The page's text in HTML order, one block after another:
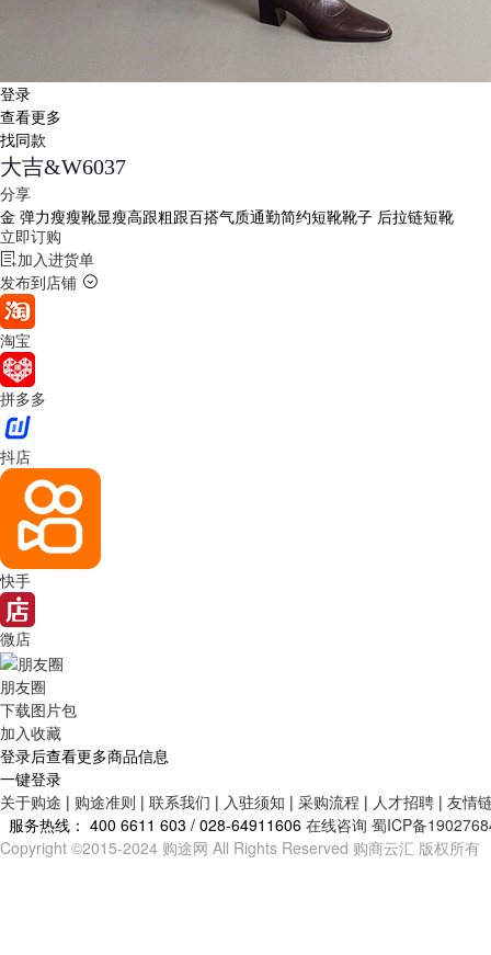
登录
查看更多
找同款
大吉&W6037
分享
金 弹力瘦瘦靴显瘦高跟粗跟百搭气质通勤简约短靴靴子 后拉链短靴
立即订购
加入进货单
发布到店铺
淘宝
拼多多
抖店
快手
微店
朋友圈
下载图片包
加入收藏
登录后查看更多商品信息
一键登录
关于购途 | 购途准则 | 联系我们 | 入驻须知 | 采购流程 | 人才招聘 | 友情
服务热线： 400 6611 603 / 028-64911606 在线咨询 蜀ICP备
Copyright ©2015-2024 购途网 All Rights Reserved 购商云汇 版权所有